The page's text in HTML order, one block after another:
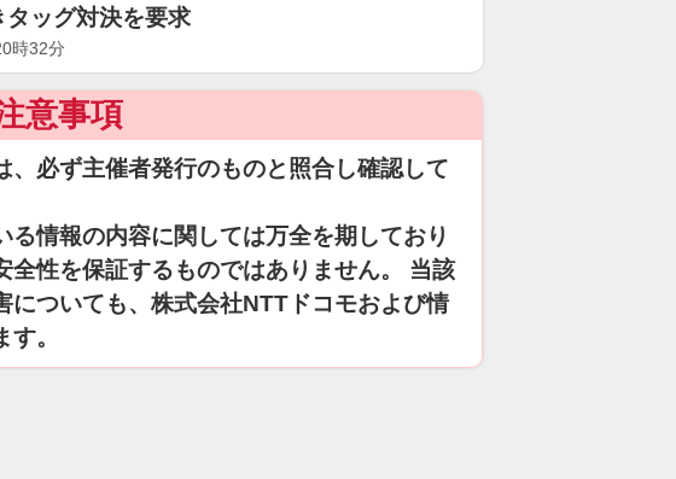
ッグ対決を要求
時32分
意事項
必ず主催者発行のものと照合し確認して
情報の内容に関しては万全を期しており
全性を保証するものではありません。 当該
についても、株式会社NTTドコモおよび情
。